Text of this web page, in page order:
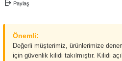
Paylaş
Önemli:
Değerli müşterimiz, ürünlerimize
için güvenlik kilidi takılmıştır. Kilidi